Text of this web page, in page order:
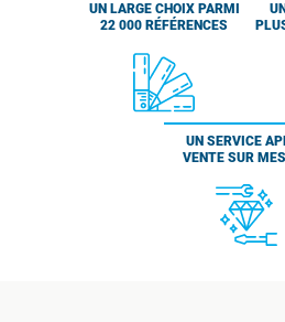
UN LARGE CHOIX PARMI
22 000 RÉFÉRENCES
UN SERVICE
VENTE SUR